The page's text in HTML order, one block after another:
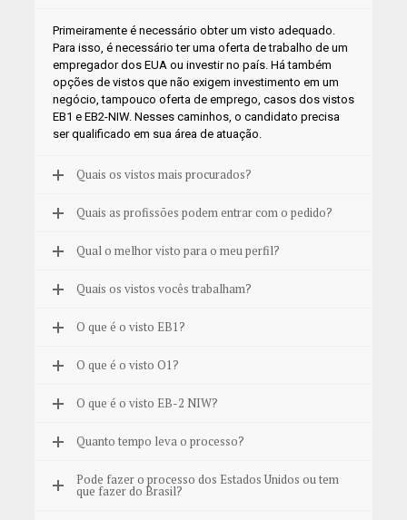
Primeiramente é necessário obter um visto adequado.
Para isso, é necessário ter uma oferta de trabalho de um
empregador dos EUA ou investir no país. Há também
opções de vistos que não exigem investimento em um
negócio, tampouco oferta de emprego, casos dos vistos
EB1 e EB2-NIW. Nesses caminhos, o candidato precisa
ser qualificado em sua área de atuação.
Quais os vistos mais procurados?
Quais as profissões podem entrar com o pedido?
Qual o melhor visto para o meu perfil?
Quais os vistos vocês trabalham?
O que é o visto EB1?
O que é o visto O1?
O que é o visto EB-2 NIW?
Quanto tempo leva o processo?
Pode fazer o processo dos Estados Unidos ou tem
que fazer do Brasil?